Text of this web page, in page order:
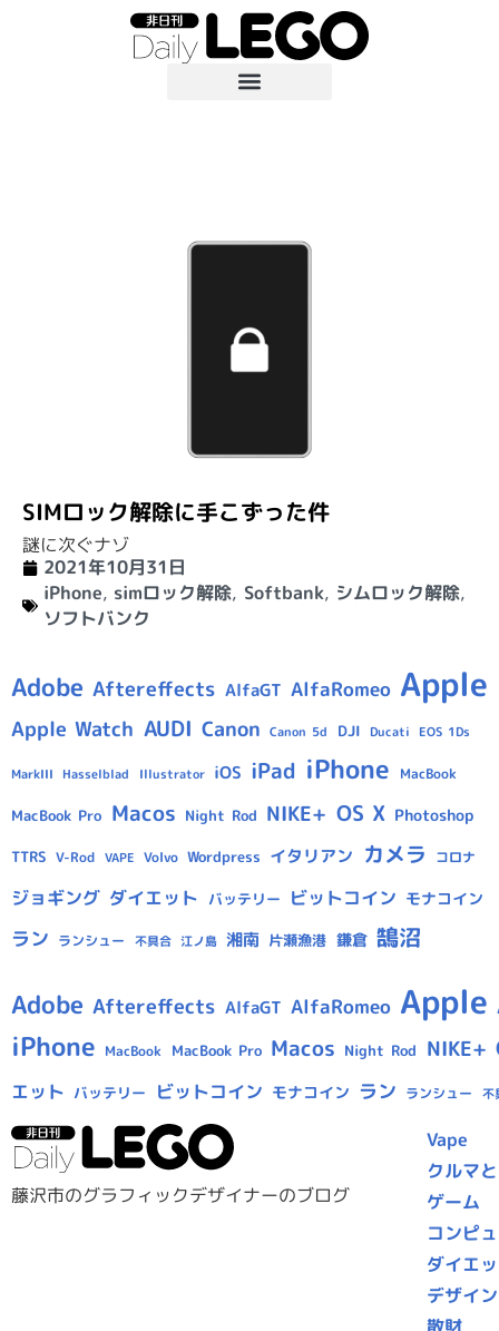
SIMロック解除に手こずった件
謎に次ぐナゾ
2021年10月31日
iPhone, simロック解除, Softbank, シムロック解除,
ソフトバンク
Adobe Aftereffects AlfaGT AlfaRomeo Apple
Apple Watch AUDI Canon Canon 5d DJI Ducati EOS 1Ds
MarkIII Hasselblad Illustrator iOS iPad iPhone MacBook
MacBook Pro Macos Night Rod NIKE+ OS X Photoshop
TTRS V-Rod VAPE Volvo Wordpress イタリアン カメラ コロナ
ジョギング ダイエット バッテリー ビットコイン モナコイン
ラン ランシュー 不具合 江ノ島 湘南 片瀬漁港 鎌倉 鵠沼
Adobe Aftereffects AlfaGT AlfaRomeo Apple
iPhone MacBook MacBook Pro Macos Night Rod NIKE+
エット バッテリー ビットコイン モナコイン ラン ランシュー 不
藤沢市のグラフィックデザイナーのブログ
Vape
クルマ
ゲーム
コンピ
ダイエ
デザイ